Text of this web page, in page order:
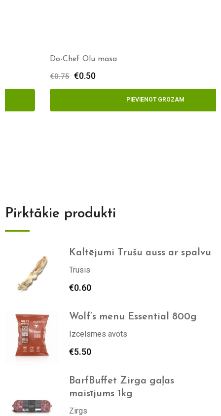
Do-Chef Olu masa
0.50
PIEVIENOT GROZAM
Pirktākie produkti
Kaltējumi Trušu auss ar spalvu
Trusis
€0.60
Wolf’s menu Essential 800g
Izcelsmes avots
€5.50
BarfBuffet Zirga gaļas
maisījums 1kg
Zirgs